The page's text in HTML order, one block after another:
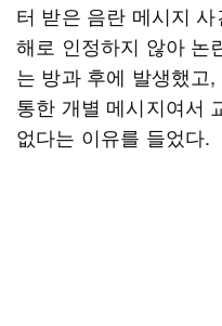
터 받은 음란 메시지
해로 인정하지 않아 논
는 방과 후에 발생했고
통한 개별 메시지여서
없다는 이유를 들었다.